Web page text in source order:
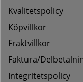
Kvalitetspolicy
Köpvillkor
Fraktvillkor
Faktura/
Integritetspolicy